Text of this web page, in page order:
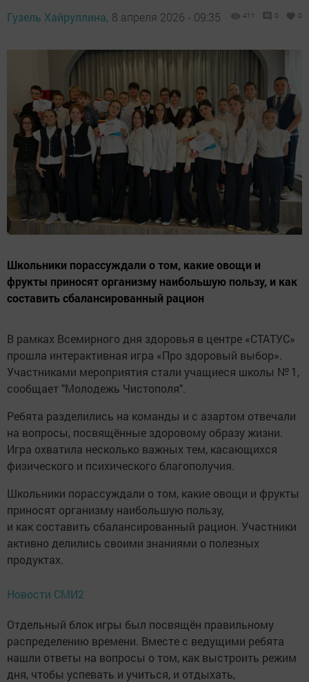
Гузель Хайруллина, 8 апреля 2026 - 09:35 411 0 0
Школьники порассуждали о том, какие овощи и
фрукты приносят организму наибольшую пользу, и как
составить сбалансированный рацион
В рамках Всемирного дня здоровья в центре «СТАТУС»
прошла интерактивная игра «Про здоровый выбор».
Участниками мероприятия стали учащиеся школы № 1,
сообщает "Молодежь Чистополя".
Ребята разделились на команды и с азартом отвечали
на вопросы, посвящённые здоровому образу жизни.
Игра охватила несколько важных тем, касающихся
физического и психического благополучия.
Школьники порассуждали о том, какие овощи и фрукты
приносят организму наибольшую пользу,
и как составить сбалансированный рацион. Участники
активно делились своими знаниями о полезных
продуктах.
Новости СМИ2
Отдельный блок игры был посвящён правильному
распределению времени. Вместе с ведущими ребята
нашли ответы на вопросы о том, как выстроить режим
дня, чтобы успевать и учиться, и отдыхать,